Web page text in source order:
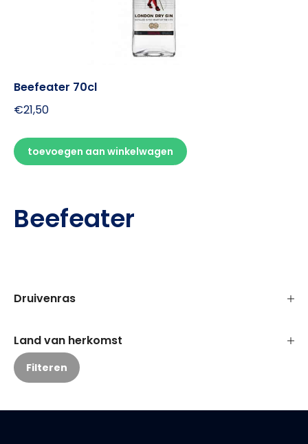
Beefeater 70cl
€21,50
toevoegen aan winkelwagen
Beefeater
Druivenras
Land van herkomst
Filteren